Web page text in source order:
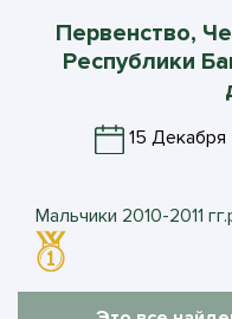
Первенство,
Республики
15 Декабря
Мальчики 2010-2011